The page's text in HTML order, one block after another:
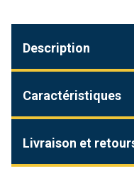
Description
Caractéristiques
Livraison et